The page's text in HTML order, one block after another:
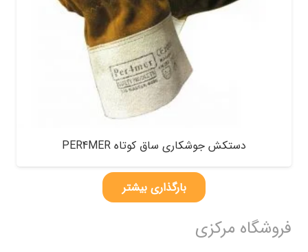
دستکش جوشکاری ساق کوتاه PER4MER
بارگذاری بیشتر
فروشگاه مرکزی